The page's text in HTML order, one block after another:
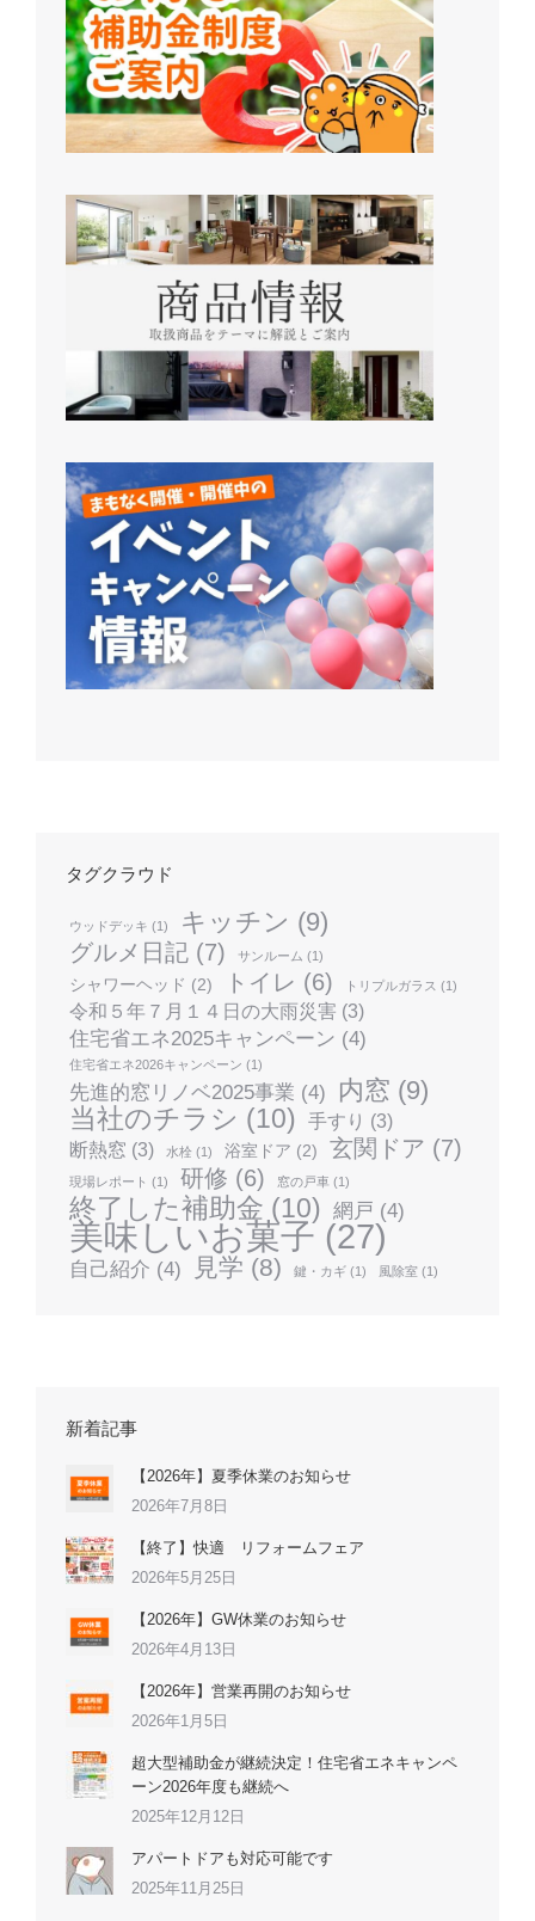
タグクラウド
ウッドデッキ (1) キッチン (9)
グルメ日記 (7) サンルーム (1)
シャワーヘッド (2) トイレ (6) トリプルガラス (1)
令和５年７月１４日の大雨災害 (3)
住宅省エネ2025キャンペーン (4)
住宅省エネ2026キャンペーン (1)
先進的窓リノベ2025事業 (4) 内窓 (9)
当社のチラシ (10) 手すり (3)
断熱窓 (3) 水栓 (1) 浴室ドア (2) 玄関ドア (7)
現場レポート (1) 研修 (6) 窓の戸車 (1)
終了した補助金 (10) 網戸 (4)
美味しいお菓子(27)
自己紹介 (4) 見学 (8) 鍵・カギ (1) 風除室 (1)
新着記事
【2026年】夏季休業のお知らせ
2026年7月8日
【終了】快適 リフォームフェア
2026年5月25日
【2026年】GW休業のお知らせ
2026年4月13日
【2026年】営業再開のお知らせ
2026年1月5日
超大型補助金が継続決定！住宅省エネキャンペ
ーン2026年度も継続へ
2025年12月12日
アパートドアも対応可能です
2025年11月25日